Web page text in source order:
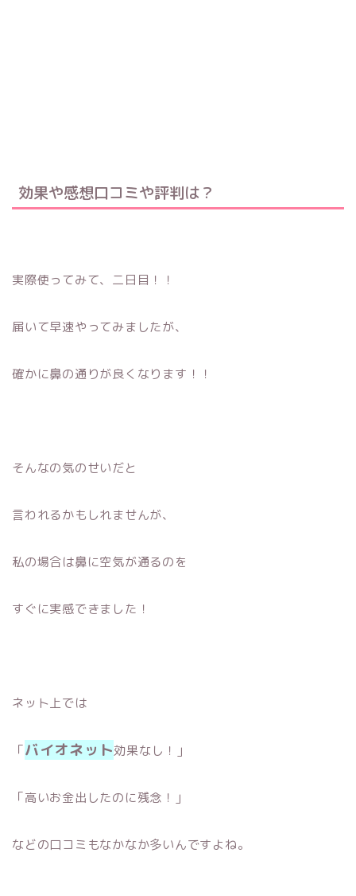
効果や感想口コミや評判は？
実際使ってみて、二日目！！
届いて早速やってみましたが、
確かに鼻の通りが良くなります！！
そんなの気のせいだと
言われるかもしれませんが、
私の場合は鼻に空気が通るのを
すぐに実感できました！
ネット上では
「バイオネット効果なし！」
「高いお金出したのに残念！」
などの口コミもなかなか多いんですよね。